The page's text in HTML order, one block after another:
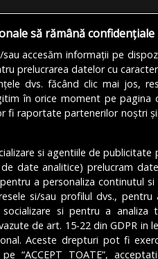
by TRS Design.
să rămână confidențiale
accesăm informații pe
prelucrarea datelor cu
dvs. făcând clic mai jos,
în orice moment pe pagina
fi raportate partenerilor noștri
si agentiile de publicitate
date analitice) prelucram
a personaliza continutul si
si/sau profilul dvs., pentru
si pentru a analiza
de art. 15-22 din GDPR in
Aceste drepturi pot fi
“ACCEPT TOATE”,